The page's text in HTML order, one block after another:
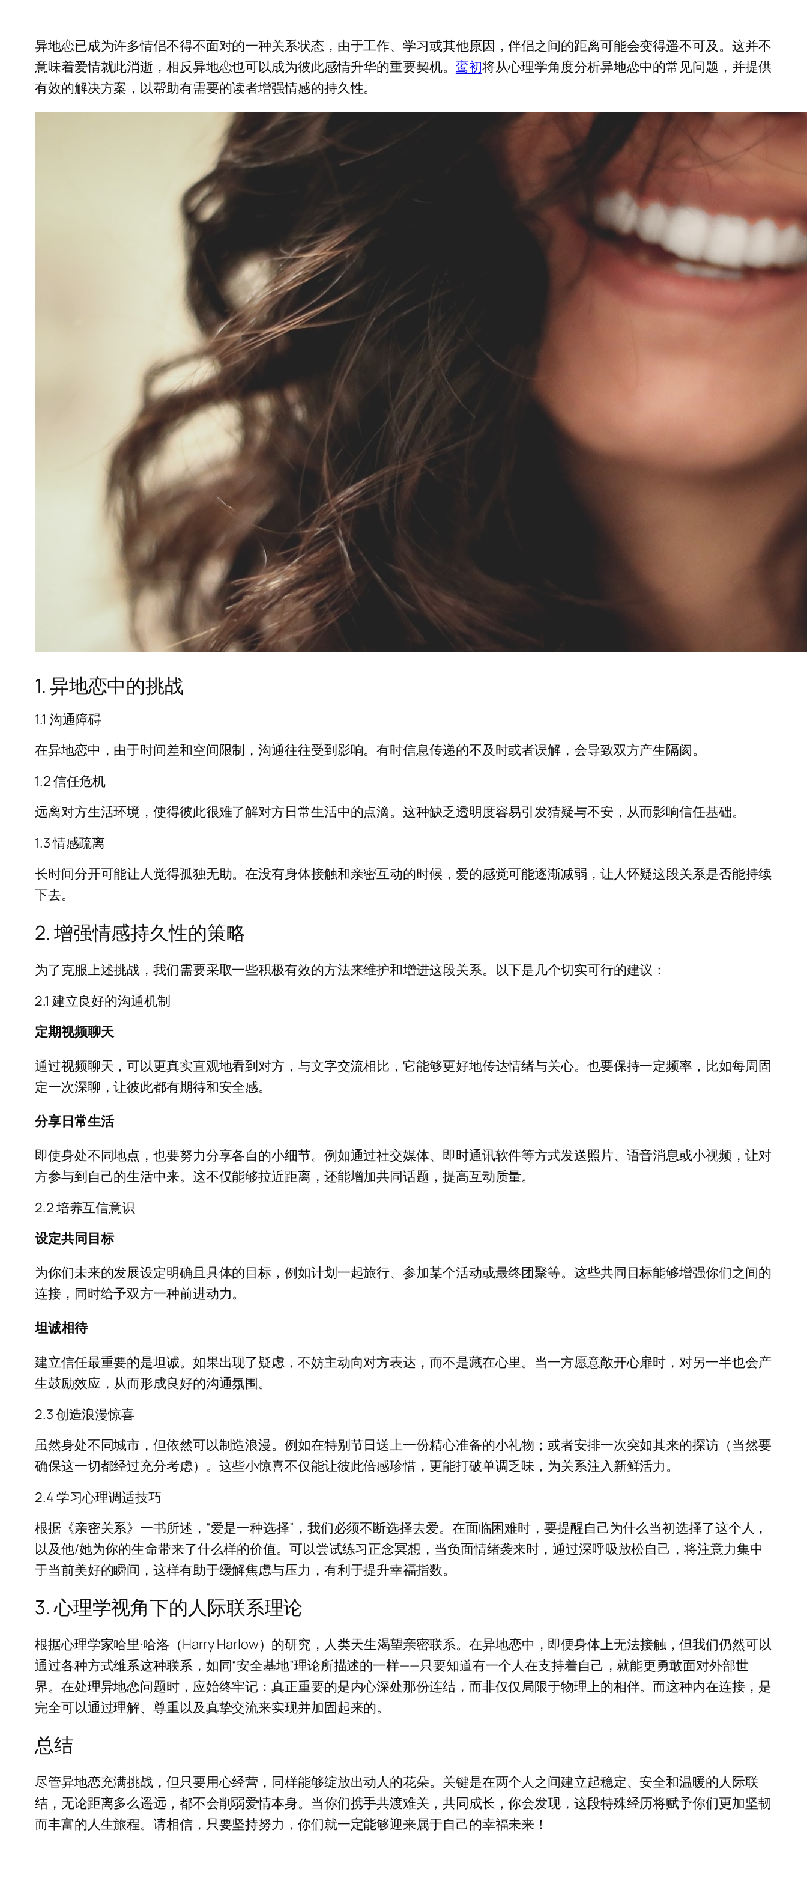
异地恋已成为许多情侣不得不面对的一种关系状态，由于工作、学习或其他原因，伴侣之间的距离可能会变得遥不可及。这并不
意味着爱情就此消逝，相反异地恋也可以成为彼此感情升华的重要契机。 鸾初将从心理学角度分析异地恋中的常见问题，并提供
有效的解决方案，以帮助有需要的读者增强情感的持久性。
1. 异地恋中的挑战
1.1 沟通障碍
在异地恋中，由于时间差和空间限制，沟通往往受到影响。有时信息传递的不及时或者误解，会导致双方产生隔阂。
1.2 信任危机
远离对方生活环境，使得彼此很难了解对方日常生活中的点滴。这种缺乏透明度容易引发猜疑与不安，从而影响信任基础。
1.3 情感疏离
长时间分开可能让人觉得孤独无助。在没有身体接触和亲密互动的时候，爱的感觉可能逐渐减弱，让人怀疑这段关系是否能持续
下去。
2. 增强情感持久性的策略
为了克服上述挑战，我们需要采取一些积极有效的方法来维护和增进这段关系。以下是几个切实可行的建议：
2.1 建立良好的沟通机制
定期视频聊天
通过视频聊天，可以更真实直观地看到对方，与文字交流相比，它能够更好地传达情绪与关心。也要保持一定频率，比如每周固
定一次深聊，让彼此都有期待和安全感。
分享日常生活
即使身处不同地点，也要努力分享各自的小细节。例如通过社交媒体、即时通讯软件等方式发送照片、语音消息或小视频，让对
方参与到自己的生活中来。这不仅能够拉近距离，还能增加共同话题，提高互动质量。
2.2 培养互信意识
设定共同目标
为你们未来的发展设定明确且具体的目标，例如计划一起旅行、参加某个活动或最终团聚等。这些共同目标能够增强你们之间的
连接，同时给予双方一种前进动力。
坦诚相待
建立信任最重要的是坦诚。如果出现了疑虑，不妨主动向对方表达，而不是藏在心里。当一方愿意敞开心扉时，对另一半也会产
生鼓励效应，从而形成良好的沟通氛围。
2.3 创造浪漫惊喜
虽然身处不同城市，但依然可以制造浪漫。例如在特别节日送上一份精心准备的小礼物；或者安排一次突如其来的探访（当然要
确保这一切都经过充分考虑）。这些小惊喜不仅能让彼此倍感珍惜，更能打破单调乏味，为关系注入新鲜活力。
2.4 学习心理调适技巧
根据《亲密关系》一书所述，“爱是一种选择”，我们必须不断选择去爱。在面临困难时，要提醒自己为什么当初选择了这个人，
以及他/她为你的生命带来了什么样的价值。可以尝试练习正念冥想，当负面情绪袭来时，通过深呼吸放松自己，将注意力集中
于当前美好的瞬间，这样有助于缓解焦虑与压力，有利于提升幸福指数。
3. 心理学视角下的人际联系理论
根据心理学家哈里·哈洛（Harry Harlow）的研究，人类天生渴望亲密联系。在异地恋中，即便身体上无法接触，但我们仍然可以
通过各种方式维系这种联系，如同“安全基地”理论所描述的一样——只要知道有一个人在支持着自己，就能更勇敢面对外部世
界。在处理异地恋问题时，应始终牢记：真正重要的是内心深处那份连结，而非仅仅局限于物理上的相伴。而这种内在连接，是
完全可以通过理解、尊重以及真挚交流来实现并加固起来的。
总结
尽管异地恋充满挑战，但只要用心经营，同样能够绽放出动人的花朵。关键是在两个人之间建立起稳定、安全和温暖的人际联
结，无论距离多么遥远，都不会削弱爱情本身。当你们携手共渡难关，共同成长，你会发现，这段特殊经历将赋予你们更加坚韧
而丰富的人生旅程。请相信，只要坚持努力，你们就一定能够迎来属于自己的幸福未来！